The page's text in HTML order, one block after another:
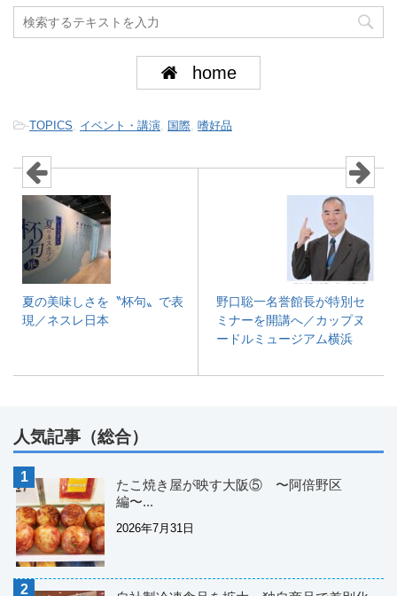
home
-TOPICS イベント・講演 国際 嗜好品
夏の美味しさを〝杯句〟で表
現／ネスレ日本
野口聡一名誉館長が特別セ
ミナーを開講へ／カップヌ
ードルミュージアム横浜
人気記事（総合）
たこ焼き屋が映す大阪⑤ 〜阿倍野区
編〜...
2026年7月31日